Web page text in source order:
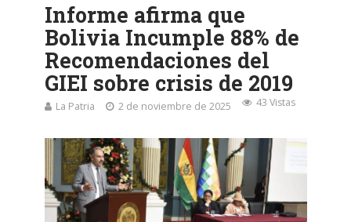
Informe afirma que
Bolivia Incumple 88% de
Recomendaciones del
GIEI sobre crisis de 2019
La Patria 2 de noviembre de 2025 43 Vistas